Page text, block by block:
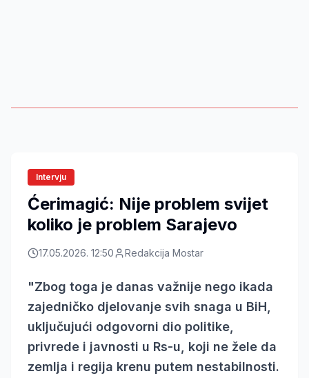
Intervju
Ćerimagić: Nije problem svijet
koliko je problem Sarajevo
17.05.2026. 12:50 Redakcija Mostar
"Zbog toga je danas važnije nego ikada
zajedničko djelovanje svih snaga u BiH,
uključujući odgovorni dio politike,
privrede i javnosti u Rs-u, koji ne žele da
zemlja i regija krenu putem nestabilnosti.